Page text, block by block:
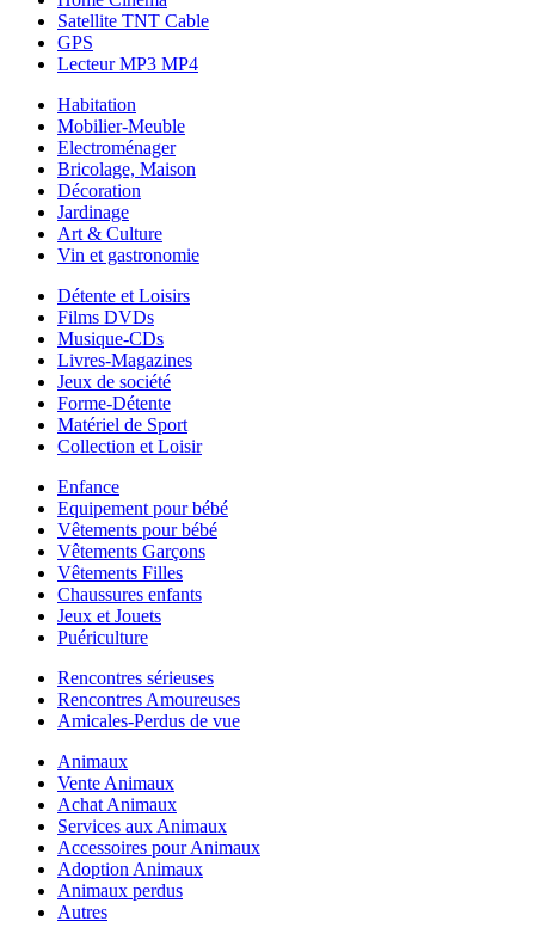
Satellite TNT Cable
GPS
Lecteur MP3 MP4
Habitation
Mobilier-Meuble
Electroménager
Bricolage, Maison
Décoration
Jardinage
Art & Culture
Vin et gastronomie
Détente et Loisirs
Films DVDs
Musique-CDs
Livres-Magazines
Jeux de société
Forme-Détente
Matériel de Sport
Collection et Loisir
Enfance
Equipement pour bébé
Vêtements pour bébé
Vêtements Garçons
Vêtements Filles
Chaussures enfants
Jeux et Jouets
Puériculture
Rencontres sérieuses
Rencontres Amoureuses
Amicales-Perdus de vue
Animaux
Vente Animaux
Achat Animaux
Services aux Animaux
Accessoires pour Animaux
Adoption Animaux
Animaux perdus
Autres